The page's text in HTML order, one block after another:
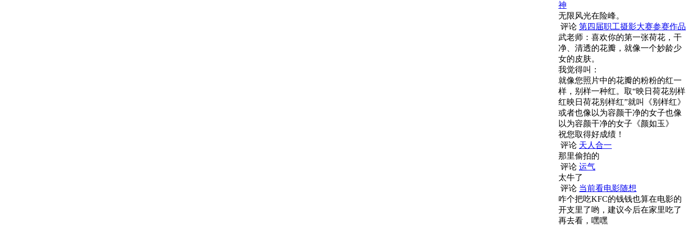
神
无限风光在险峰。
评论 第四届职工摄影大赛参赛作品
武老师：喜欢你的第一张荷花，干
净、清透的花瓣，就像一个妙龄少
女的皮肤。
我觉得叫：
就像您照片中的花瓣的粉粉的红一
样，别样一种红。取“映日荷花别样
红映日荷花别样红”就叫《别样红》
或者也像以为容颜干净的女子也像
以为容颜干净的女子《颜如玉》
祝您取得好成绩！
评论 天人合一
那里偷拍的
评论 运气
太牛了
评论 当前看电影随想
咋个把吃KFC的钱钱也算在电影的
开支里了哟，建议今后在家里吃了
再去看，嘿嘿